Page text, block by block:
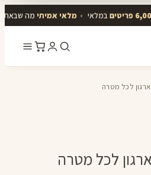
במלאי • מלאי אמיתי מה שבאתר
לכל מטרה
לכל מטרה